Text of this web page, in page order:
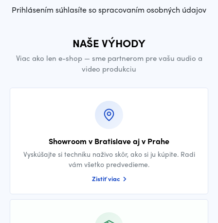
Prihlásením súhlasíte so spracovaním osobných údajov
NAŠE VÝHODY
Viac ako len e-shop — sme partnerom pre vašu audio a
video produkciu
Showroom v Bratislave aj v Prahe
Vyskúšajte si techniku naživo skôr, ako si ju kúpite. Radi
vám všetko predvedieme.
Zistiť viac